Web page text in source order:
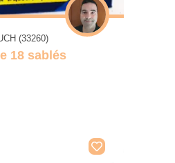
(33260)
18 sablés